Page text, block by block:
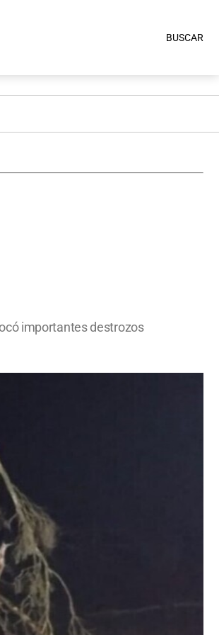
BUSCAR
importantes destrozos